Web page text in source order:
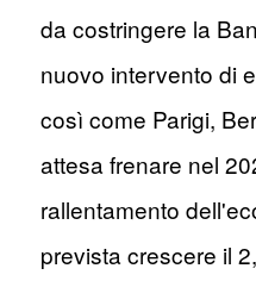
da costringere la
nuovo intervento di
così come Parigi,
attesa frenare nel
rallentamento
prevista crescere il